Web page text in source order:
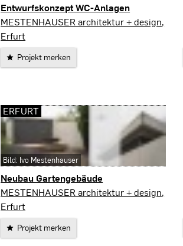
Entwurfskonzept WC-Anlagen
Erfurt
MESTENHAUSER architektur + design,
Erfurt
Projekt merken
Neubau Gartengebäude
Erfurt
MESTENHAUSER architektur + design,
Erfurt
Projekt merken
ERFURT
Bild: Ivo Mestenhauser